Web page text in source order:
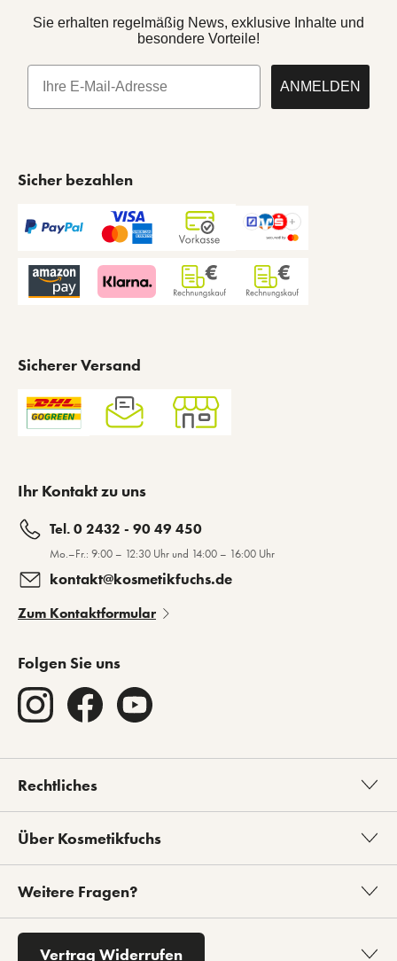
Sie erhalten regelmäßig News, exklusive Inhalte und
besondere Vorteile!
E-Mail
ANMELDEN
Sicher bezahlen
Sicherer Versand
Ihr Kontakt zu uns
Tel. 0 2432 - 90 49 450
Mo.–Fr.: 9:00 – 12:30 Uhr und 14:00 – 16:00 Uhr
kontakt@kosmetikfuchs.de
Zum Kontaktformular
Folgen Sie uns
Rechtliches
Über Kosmetikfuchs
Weitere Fragen?
Vertrag Widerrufen